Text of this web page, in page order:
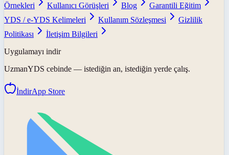
Örnekleri
Kullanıcı Görüşleri Blog
Garantili Eğitim
YDS / e-YDS Kelimeleri
Kullanım Sözleşmesi
Gizlilik
Politikası
İletişim Bilgileri
Uygulamayı indir
UzmanYDS cebinde — istediğin an, istediğin yerde çalış.
İndirApp Store